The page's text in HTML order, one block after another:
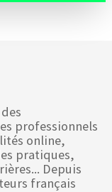
professionnels
online,
pratiques,
Depuis
français